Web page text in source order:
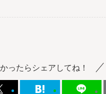
ったらシェアしてね！